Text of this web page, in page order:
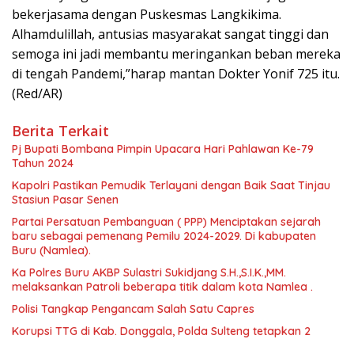
bekerjasama dengan Puskesmas Langkikima.
Alhamdulillah, antusias masyarakat sangat tinggi dan
semoga ini jadi membantu meringankan beban mereka
di tengah Pandemi,”harap mantan Dokter Yonif 725 itu.
(Red/AR)
Berita Terkait
Pj Bupati Bombana Pimpin Upacara Hari Pahlawan Ke-79
Tahun 2024
Kapolri Pastikan Pemudik Terlayani dengan Baik Saat Tinjau
Stasiun Pasar Senen
Partai Persatuan Pembanguan ( PPP) Menciptakan sejarah
baru sebagai pemenang Pemilu 2024-2029. Di kabupaten
Buru (Namlea).
Ka Polres Buru AKBP Sulastri Sukidjang S.H.,S.I.K.,MM.
melaksankan Patroli beberapa titik dalam kota Namlea .
Polisi Tangkap Pengancam Salah Satu Capres
Korupsi TTG di Kab. Donggala, Polda Sulteng tetapkan 2